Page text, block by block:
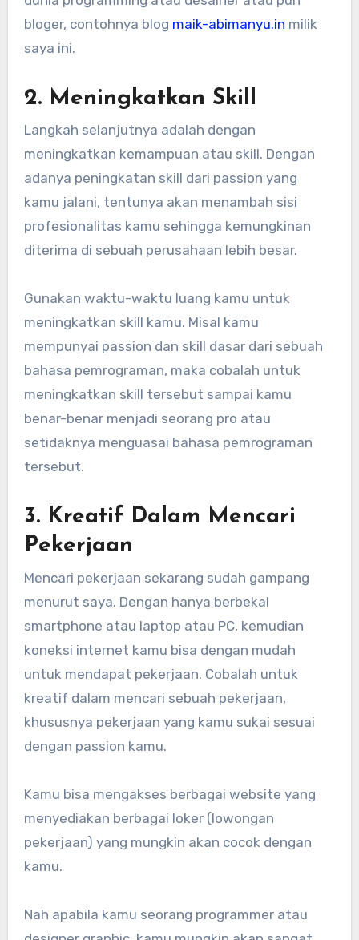
bloger, contohnya blog maik-abimanyu.in milik
saya ini.
2. Meningkatkan Skill
Langkah selanjutnya adalah dengan
meningkatkan kemampuan atau skill. Dengan
adanya peningkatan skill dari passion yang
kamu jalani, tentunya akan menambah sisi
profesionalitas kamu sehingga kemungkinan
diterima di sebuah perusahaan lebih besar.
Gunakan waktu-waktu luang kamu untuk
meningkatkan skill kamu. Misal kamu
mempunyai passion dan skill dasar dari sebuah
bahasa pemrograman, maka cobalah untuk
meningkatkan skill tersebut sampai kamu
benar-benar menjadi seorang pro atau
setidaknya menguasai bahasa pemrograman
tersebut.
3. Kreatif Dalam Mencari
Pekerjaan
Mencari pekerjaan sekarang sudah gampang
menurut saya. Dengan hanya berbekal
smartphone atau laptop atau PC, kemudian
koneksi internet kamu bisa dengan mudah
untuk mendapat pekerjaan. Cobalah untuk
kreatif dalam mencari sebuah pekerjaan,
khususnya pekerjaan yang kamu sukai sesuai
dengan passion kamu.
Kamu bisa mengakses berbagai website yang
menyediakan berbagai loker (lowongan
pekerjaan) yang mungkin akan cocok dengan
kamu.
Nah apabila kamu seorang programmer atau